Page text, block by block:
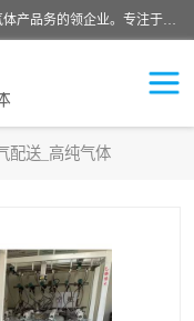
常州泳鑫气体有限公司是一家致力于为客户提供气体产品务的领企业。专注于环氧乙烷剂、环氧乙烷、高纯气体以及稀有和特种气体的研发、生产、销售和配送，产品广泛应用于医疗、电子、科研、化工、食品等多个领域。主要产品有：环氧乙烷灭菌剂，环氧乙烷，高纯氩，氮，氪，氙，氖，氘，笑，氦，氢，氧等各种稀有和特种气体。
配送_高纯气体
氩气